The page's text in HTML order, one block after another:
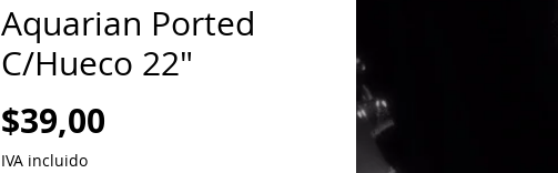
Aquarian Ported
C/Hueco 22"
$39,00
IVA incluido